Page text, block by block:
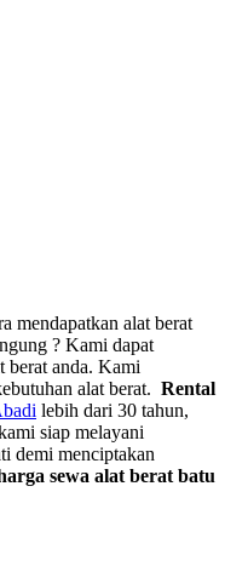
mendapatkan alat berat
? Kami dapat
berat anda. Kami
alat berat. Rental
lebih dari 30 tahun,
siap melayani
demi menciptakan
sewa alat berat batu